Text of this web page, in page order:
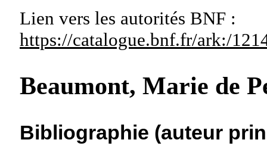
Lien vers les autorités BNF :
https://catalogue.bnf.fr/ark:/
Beaumont, Marie de
Bibliographie (auteur